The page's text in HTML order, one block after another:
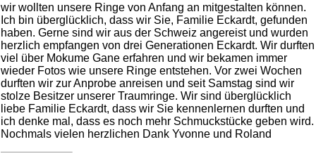
wir wollten unsere Ringe von Anfang an mitgestalten können.
Ich bin überglücklich, dass wir Sie, Familie Eckardt, gefunden
haben. Gerne sind wir aus der Schweiz angereist und wurden
herzlich empfangen von drei Generationen Eckardt. Wir durften
viel über Mokume Gane erfahren und wir bekamen immer
wieder Fotos wie unsere Ringe entstehen. Vor zwei Wochen
durften wir zur Anprobe anreisen und seit Samstag sind wir
stolze Besitzer unserer Traumringe. Wir sind überglücklich
liebe Familie Eckardt, dass wir Sie kennenlernen durften und
ich denke mal, dass es noch mehr Schmuckstücke geben wird.
Nochmals vielen herzlichen Dank Yvonne und Roland